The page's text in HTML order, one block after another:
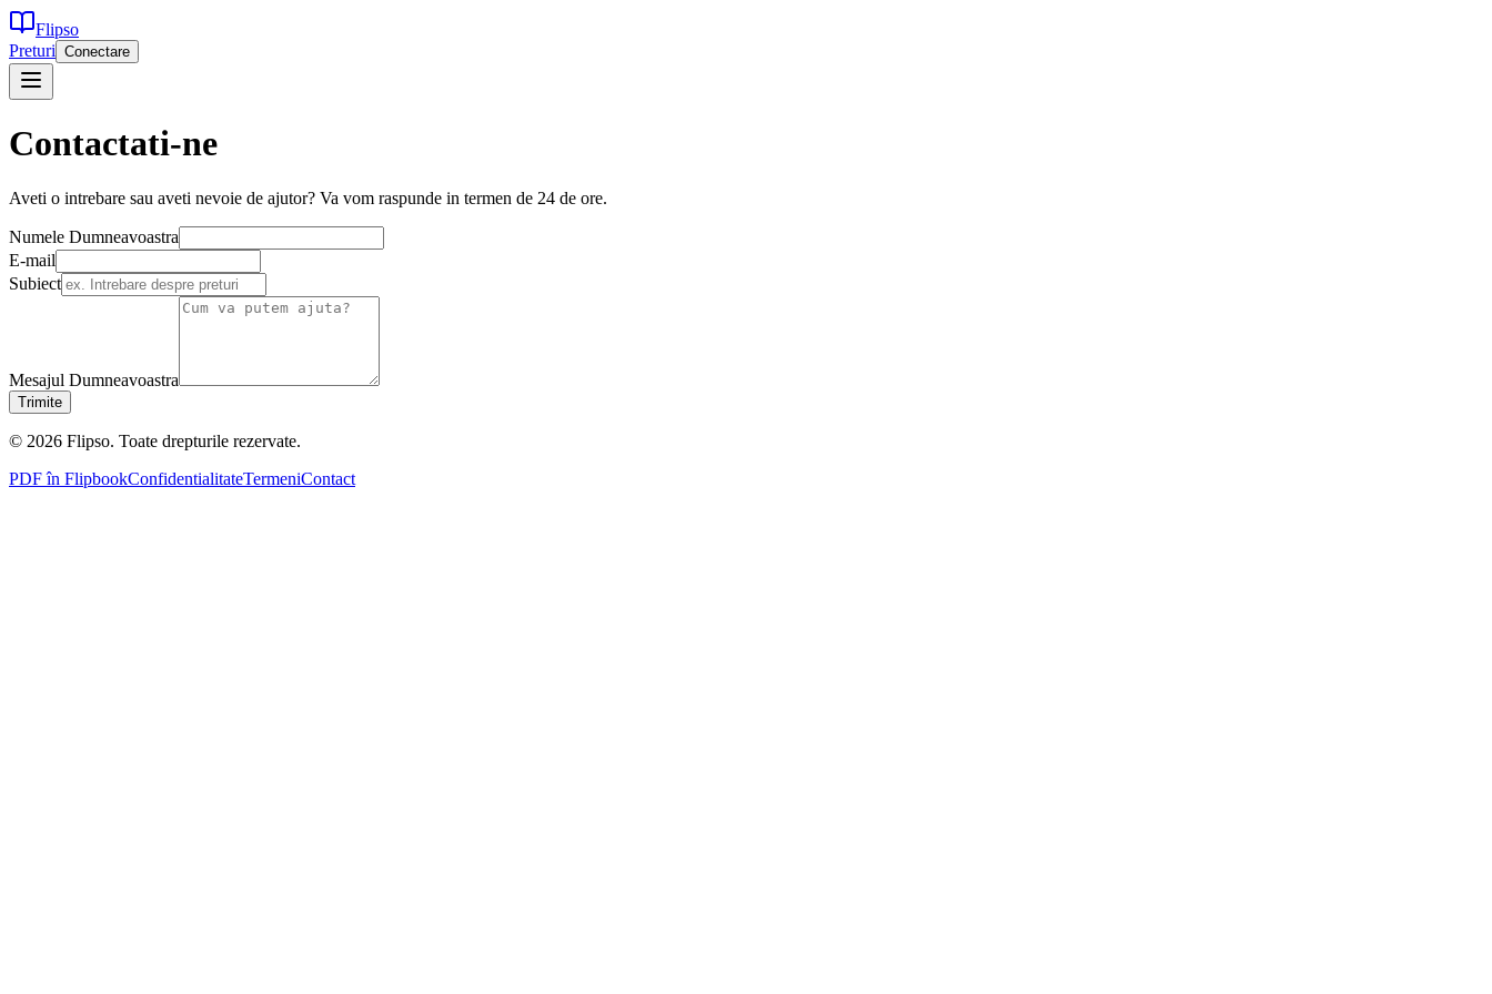
Flipso
Preturi Conectare
Contactati-ne
Aveti o intrebare sau aveti nevoie de ajutor? Va vom raspunde in termen de 24 de ore.
Numele Dumneavoastra
E-mail
Subiect
Mesajul Dumneavoastra
Trimite
© 2026 Flipso. Toate drepturile rezervate.
PDF în FlipbookConfidentialitateTermeniContact